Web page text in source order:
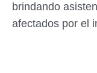
brindando
afectados por el